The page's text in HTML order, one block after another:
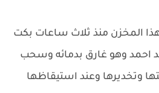
المخزن منذ ثلاث ساعات بكت
احمد وهو غارق بدمائه وسحب
وتخديرها وعند استيقاظها